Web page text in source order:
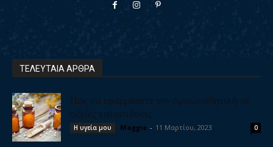
ΤΕΛΕΥΤΑΙΑ ΑΡΘΡΑ
Πως να εφαρμόσετε την ομοιοπαθητική σε
οξείες καταστάσεις
Η υγεία μου Maggie - 11 Μαρτίου, 2023 0